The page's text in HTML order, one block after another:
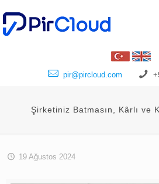
pir@pircloud.com
Şirketiniz Batmasın, Kârlı ve
19 Ağustos 2024